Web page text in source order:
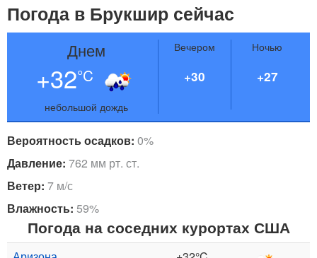
Погода в Брукшир сейчас
Днем
+32°C
небольшой дождь
Вечером
+30
Ночью
+27
Вероятность осадков: 0%
Давление: 762 мм рт. ст.
Ветер: 7 м/с
Влажность: 59%
Погода на соседних курортах США